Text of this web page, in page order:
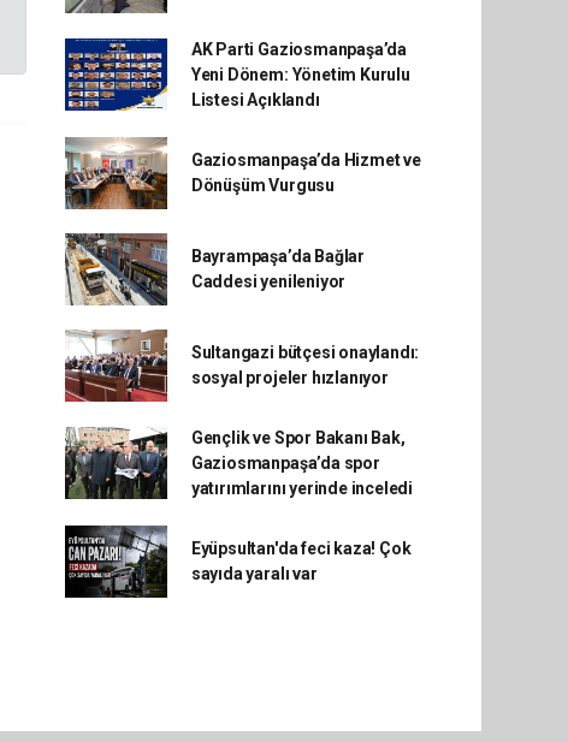
AK Parti Gaziosmanpaşa’da
Yeni Dönem: Yönetim Kurulu
Listesi Açıklandı
Gaziosmanpaşa’da Hizmet ve
Dönüşüm Vurgusu
Bayrampaşa’da Bağlar
Caddesi yenileniyor
Sultangazi bütçesi onaylandı:
sosyal projeler hızlanıyor
Gençlik ve Spor Bakanı Bak,
Gaziosmanpaşa’da spor
yatırımlarını yerinde inceledi
Eyüpsultan'da feci kaza! Çok
sayıda yaralı var